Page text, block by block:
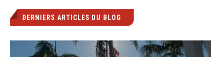
DERNIERS ARTICLES DU BLOG